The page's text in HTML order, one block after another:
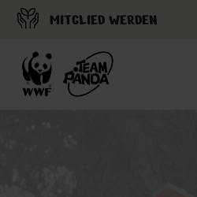
MITGLIED WERDEN